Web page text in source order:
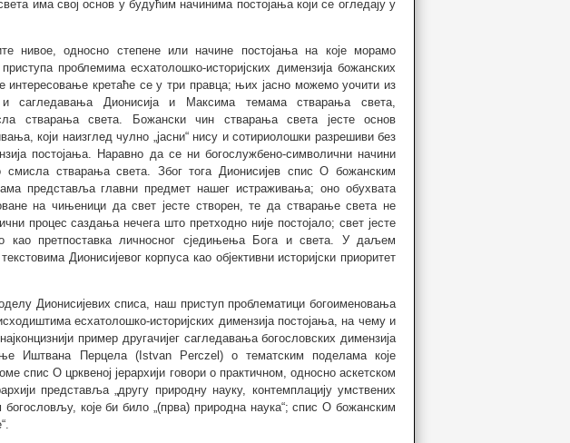
има свој основ у будућим начинима постојања који се огледају у
нивое, односно степене или начине постојања на које морамо
проблемима есхатолошко-историјских димензија божанских
кретаће се у три правца; њих јасно можемо уочити из
и сагледавања Дионисија и Максима темама стварања света,
стварања света. Божански чин стварања света јесте основ
који наизглед чулно „јасни“ нису и сотириолошки разрешиви без
постојања. Наравно да се ни богослужбено-символични начини
стварања света. Због тога Дионисијев спис О божанским
представља главни предмет нашег истраживања; оно обухвата
на чињеници да свет јесте створен, те да стварање света не
процес саздања нечега што претходно није постојало; свет јесте
као претпоставка личносног сједињења Бога и света. У даљем
Дионисијевог корпуса као објективни историјски приоритет
Дионисијевих списа, наш приступ проблематици богоименовања
есхатолошко-историјских димензија постојања, на чему и
пример другачијег сагледавања богословских димензија
Иштвана Перцела (Istvan Perczel) о тематским поделама које
спис О црквеној јерархији говори о практичном, односно аскетском
представља „другу природну науку, контемплацију умствених
које би било „(прва) природна наука“; спис О божанским